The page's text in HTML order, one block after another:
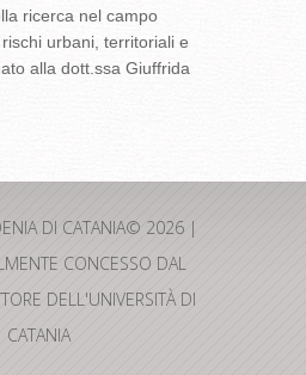
ricerca nel campo
urbani, territoriali e
alla dott.ssa Giuffrida
DI CATANIA© 2026 |
CONCESSO DAL
DELL'UNIVERSITÀ DI
CATANIA